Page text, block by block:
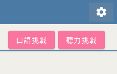
settings
口語挑戰 聽力挑戰